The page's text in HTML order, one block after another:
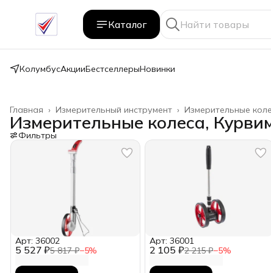
Каталог
КолумбусАкцииБестселлерыНовинки
Измерительные
Измерительный инструмент ›
Главная ›
Измерительные колеса,
Фильтры
5 527 ₽5 817 ₽−5%
Арт: 36002
2 105 ₽2 215 ₽−5%
Арт: 36001